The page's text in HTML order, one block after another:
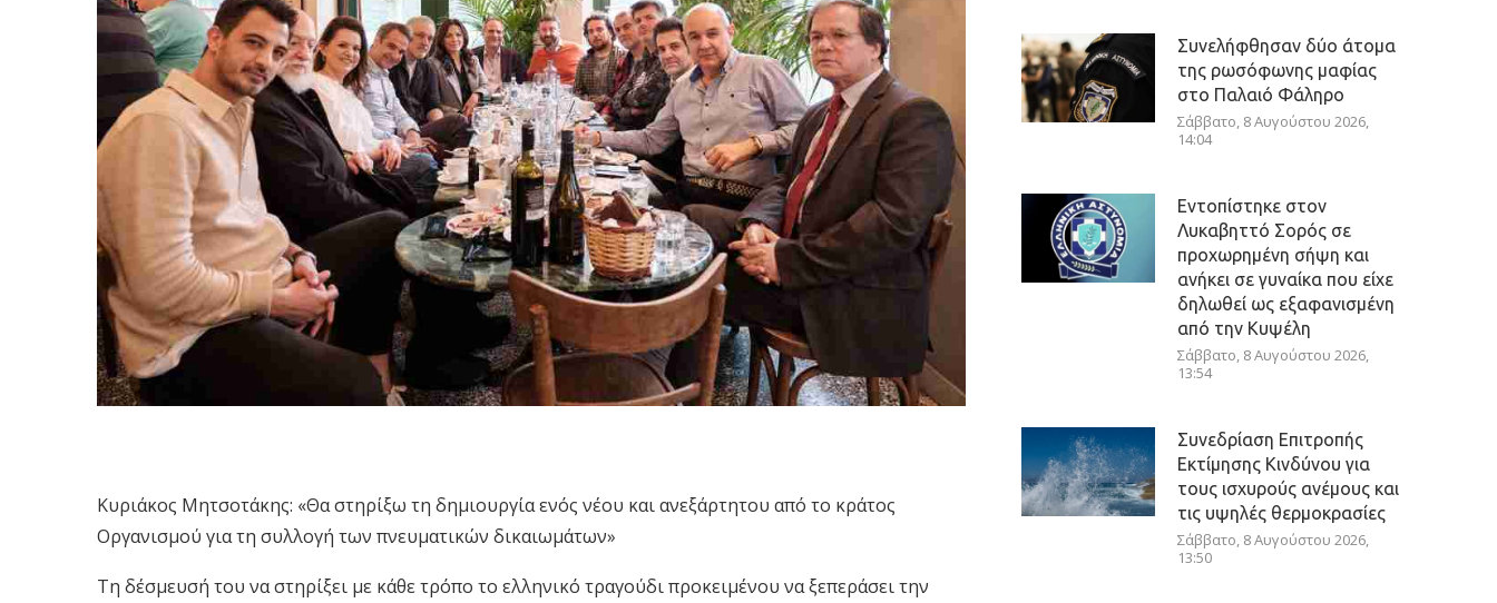
Κυριάκος Μητσοτάκης: «Θα στηρίξω τη δημιουργία ενός νέου και ανεξάρτητου από το κράτος
Οργανισμού για τη συλλογή των πνευματικών δικαιωμάτων»
Τη δέσμευσή του να στηρίξει με κάθε τρόπο το ελληνικό τραγούδι προκειμένου να ξεπεράσει την
Συνελήφθησαν δύο άτομα
της ρωσόφωνης μαφίας
στο Παλαιό Φάληρο
Σάββατο, 8 Αυγούστου 2026,
14:04
Εντοπίστηκε στον
Λυκαβηττό Σορός σε
προχωρημένη σήψη και
ανήκει σε γυναίκα που είχε
δηλωθεί ως εξαφανισμένη
από την Κυψέλη
Σάββατο, 8 Αυγούστου 2026,
13:54
Συνεδρίαση Επιτροπής
Εκτίμησης Κινδύνου για
τους ισχυρούς ανέμους και
τις υψηλές θερμοκρασίες
Σάββατο, 8 Αυγούστου 2026,
13:50